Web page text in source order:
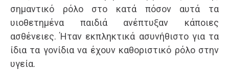
σημαντικό ρόλο στο κατά πόσον αυτά τα
υιοθετημένα παιδιά ανέπτυξαν κάποιες
ασθένειες. Ήταν εκπληκτικά ασυνήθιστο για τα
ίδια τα γονίδια να έχουν καθοριστικό ρόλο στην
υγεία.